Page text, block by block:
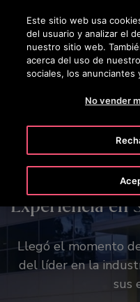
Pulse Intro para saltar al
Convierta
Nuestra
funcionalidades en
planos,
estéticas
Tu visión,
Experiencia en
Llegó el momento
del líder en la
sus
Este sitio web usa
del usuario y analizar el
nuestro sitio web.
acerca del uso de
sociales, los anunciantes
No vender